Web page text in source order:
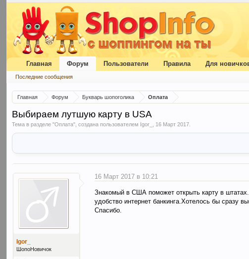
Главная Форум Букварь шопоголика Оплата
Выбираем лутшую карту в USA
Тема в разделе "Оплата", создана пользователем Igor_ 16 Март 2017
Igor_
ШопоНовичок
16 Март 2017 в 10:21
Знакомый в США поможет открыть карту в
удобство интернет банкинга.Хотелось бы сразу
Спасибо.
Главная Форум
Последние сообщения
Пользователи Правила Для